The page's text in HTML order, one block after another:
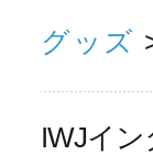
グッズ
IWJイ